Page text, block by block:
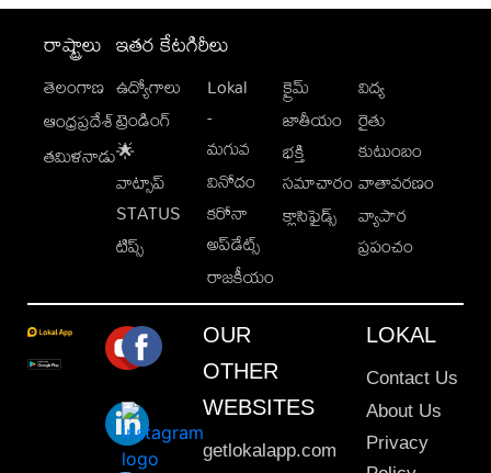
రాష్ట్రాలు
తెలంగాణ
ఆంధ్రప్రదేశ్
తమిళనాడు
ఇతర కేటగిరీలు
ఉద్యోగాలు
ట్రెండింగ్
🌟
వాట్సాప్
STATUS
టిప్స్
Lokal
-
మగువ
వినోదం
కరోనా
అప్‌డేట్స్
రాజకీయం
క్రైమ్
జాతీయం
భక్తి
సమాచారం
క్లాసిఫైడ్స్
విద్య
రైతు
కుటుంబం
వాతావరణం
వ్యాపార
ప్రపంచం
OUR
OTHER
WEBSITES
getlokalapp.com
LOKAL
Contact Us
About Us
Privacy